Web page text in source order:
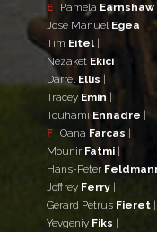
E
Pamela
José Manuel Egea
Tim Eitel
Nezaket Ekici
DarrelEllis
Tracey Emin
Touhami Ennadre
F Oana Farcas
Mounir Fatmi
Hans-Peter
Joffrey Ferry
Gérard Petrus Fieret
Yevgeniy Fiks